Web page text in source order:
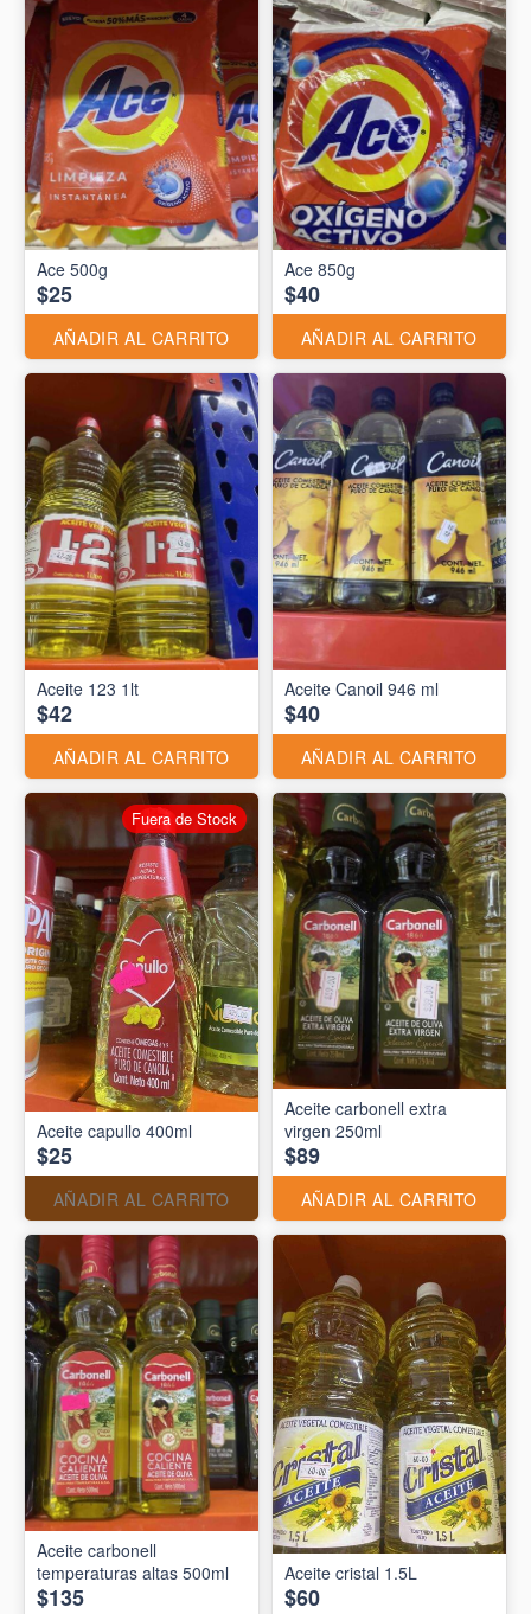
Ace 500g
$25
AÑADIR AL CARRITO
Ace 850g
$40
AÑADIR AL CARRITO
Aceite 123 1lt
$42
AÑADIR AL CARRITO
Aceite Canoil 946 ml
$40
AÑADIR AL CARRITO
Aceite capullo 400ml
$25
AÑADIR AL CARRITO
Fuera de Stock
Aceite carbonell extra
virgen 250ml
$89
AÑADIR AL CARRITO
Aceite carbonell
temperaturas altas 500ml
$135
Aceite cristal 1.5L
$60